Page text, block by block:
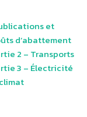
et
d’abattement
2 – Transports
3 – Électricité